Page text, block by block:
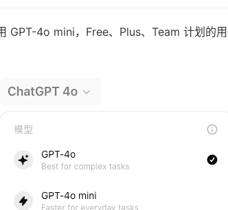
GPT-4o mini，Free、Plus、Team 计划的